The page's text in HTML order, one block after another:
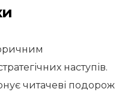
наступів.
читачеві подорож